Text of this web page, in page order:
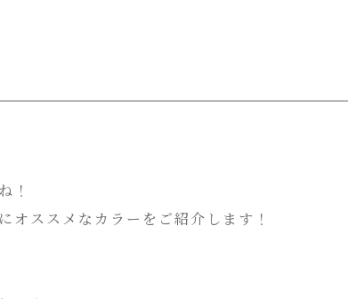
！
オススメなカラーをご紹介します！